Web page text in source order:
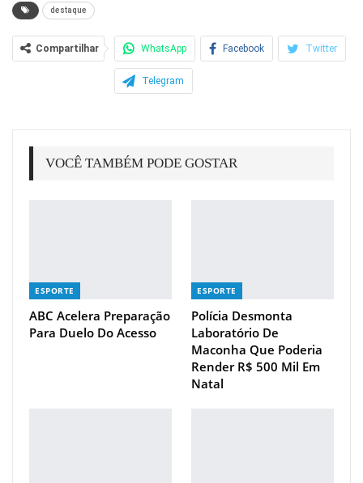
destaque
Compartilhar WhatsApp Facebook Twitter
Telegram
VOCÊ TAMBÉM PODE GOSTAR
ESPORTE
ABC Acelera Preparação
Para Duelo Do Acesso
ESPORTE
Polícia Desmonta
Laboratório De
Maconha Que Poderia
Render R$ 500 Mil Em
Natal